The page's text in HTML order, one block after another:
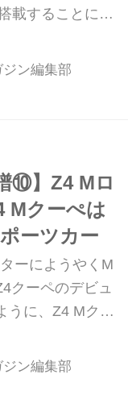
載することにな
がったが、その
性能で「これ
ン編集部
⑩】Z4 Mロ
Mクーぺは
ーツカー
ーにようやくM
クーペのデビュ
うに、Z4 Mクー
の「本命」と言
ン編集部